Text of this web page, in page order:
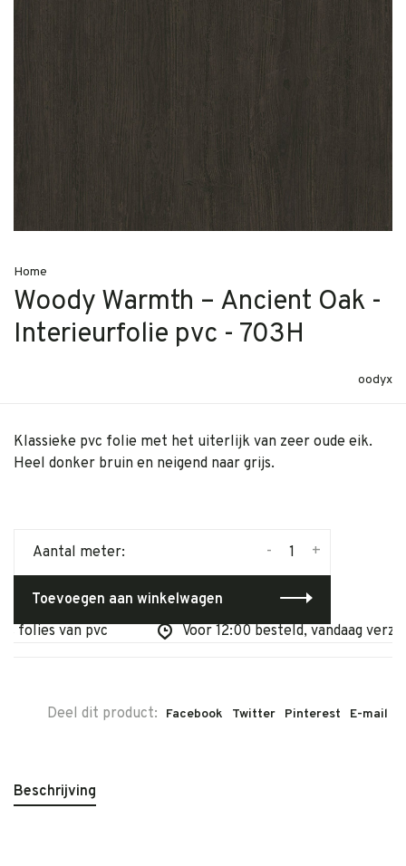
Home
Woody Warmth – Ancient Oak -
Interieurfolie pvc - 703H
oodyx
Klassieke pvc folie met het uiterlijk van zeer oude eik.
Heel donker bruin en neigend naar grijs.
Aantal meter: +
-
Toevoegen aan winkelwagen
van pvc
Voor 12:00 besteld, vandaag
Deel dit product: Facebook Twitter Pinterest E-mail
Beschrijving